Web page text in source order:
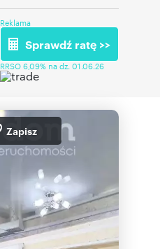
Reklama
Sprawdź ratę >>
RRSO 6,09% na dz. 01.06.26
Zapisz